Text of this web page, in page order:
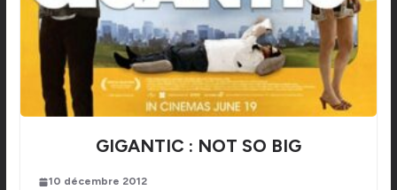
GIGANTIC : NOT SO BIG
10 décembre 2012